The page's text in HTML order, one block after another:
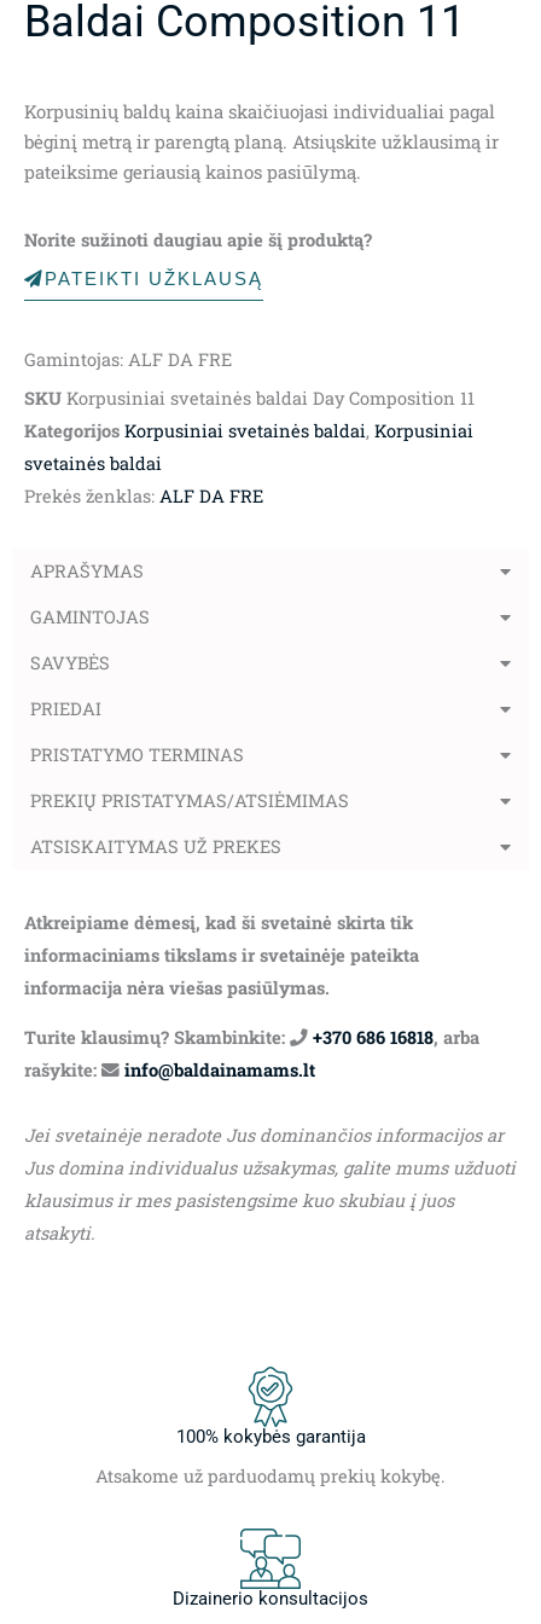
Baldai Composition 11
Korpusinių baldų kaina skaičiuojasi individualiai pagal
bėginį metrą ir parengtą planą. Atsiųskite užklausimą ir
pateiksime geriausią kainos pasiūlymą.
Norite sužinoti daugiau apie šį produktą?
PATEIKTI UŽKLAUSĄ
Gamintojas: ALF DA FRE
SKU Korpusiniai svetainės baldai Day Composition 11
Kategorijos Korpusiniai svetainės baldai, Korpusiniai
svetainės baldai
Prekės ženklas: ALF DA FRE
APRAŠYMAS
GAMINTOJAS
SAVYBĖS
PRIEDAI
PRISTATYMO TERMINAS
PREKIŲ PRISTATYMAS/ATSIĖMIMAS
ATSISKAITYMAS UŽ PREKES
Atkreipiame dėmesį, kad ši svetainė skirta tik
informaciniams tikslams ir svetainėje pateikta
informacija nėra viešas pasiūlymas.
Turite klausimų? Skambinkite: +370 686 16818, arba
rašykite:
info@baldainamams.lt
Jei svetainėje neradote Jus dominančios informacijos ar
Jus domina individualus užsakymas, galite mums užduoti
klausimus ir mes pasistengsime kuo skubiau į juos
atsakyti.
100% kokybės garantija
Atsakome už parduodamų prekių kokybę.
Dizainerio konsultacijos